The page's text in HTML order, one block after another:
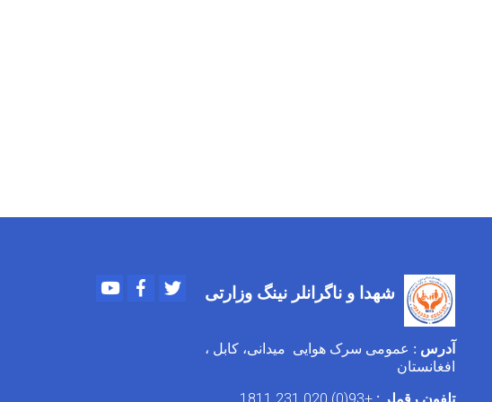
شهدا و ناگرانلر نینگ وزارتی YoutubeFacebook
آدرس : عمومی سرک هوایی میدانی، کابل ،
افغانستان
تلفون رقملر : +93(0) 020 231 1811